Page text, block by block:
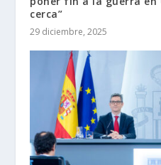
cerca”
29 diciembre, 2025